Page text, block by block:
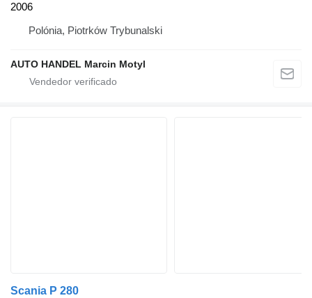
2006
Polónia, Piotrków Trybunalski
AUTO HANDEL Marcin Motyl
Scania P 280